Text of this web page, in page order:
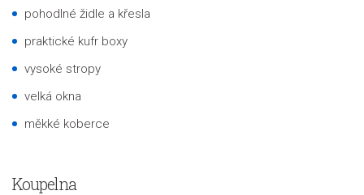
pohodlné židle a křesla
praktické kufr boxy
vysoké stropy
velká okna
měkké koberce
Koupelna